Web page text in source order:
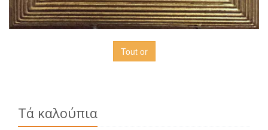
Tout or
Τά καλούπια